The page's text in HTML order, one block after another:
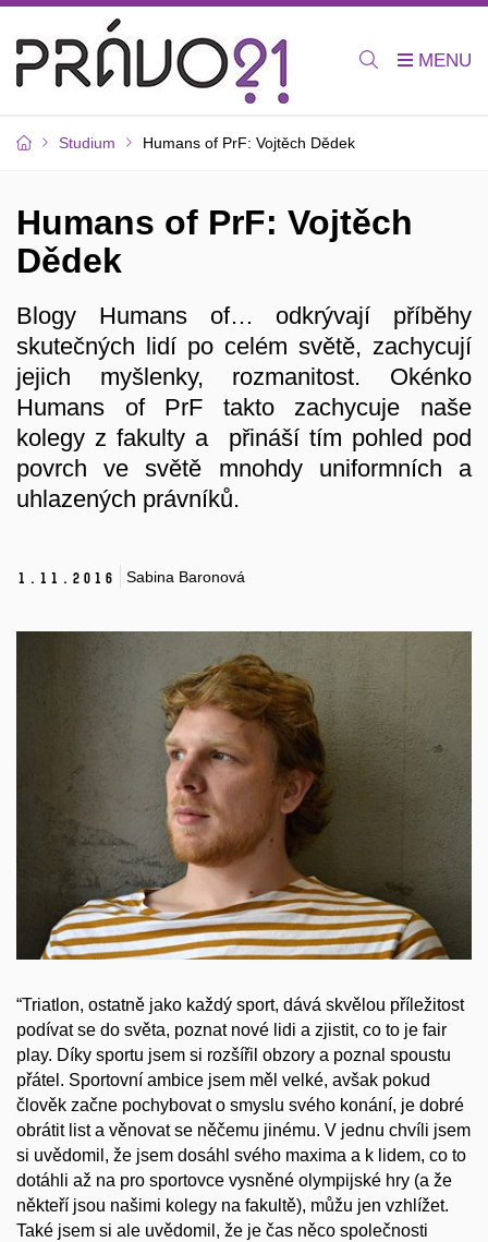
Studium Humans of PrF: Vojtěch Dědek
Humans of PrF: Vojtěch
Dědek
Blogy Humans of… odkrývají příběhy
skutečných lidí po celém světě, zachycují
jejich myšlenky, rozmanitost. Okénko
Humans of PrF takto zachycuje naše
kolegy z fakulty a přináší tím pohled pod
povrch ve světě mnohdy uniformních a
uhlazených právníků.
1. 11. 2016 Sabina Baronová
“Triatlon, ostatně jako každý sport, dává skvělou příležitost
podívat se do světa, poznat nové lidi a zjistit, co to je fair
play. Díky sportu jsem si rozšířil obzory a poznal spoustu
přátel. Sportovní ambice jsem měl velké, avšak pokud
člověk začne pochybovat o smyslu svého konání, je dobré
obrátit list a věnovat se něčemu jinému. V jednu chvíli jsem
si uvědomil, že jsem dosáhl svého maxima a k lidem, co to
dotáhli až na pro sportovce vysněné olympijské hry (a že
někteří jsou našimi kolegy na fakultě), můžu jen vzhlížet.
Také jsem si ale uvědomil, že je čas něco společnosti